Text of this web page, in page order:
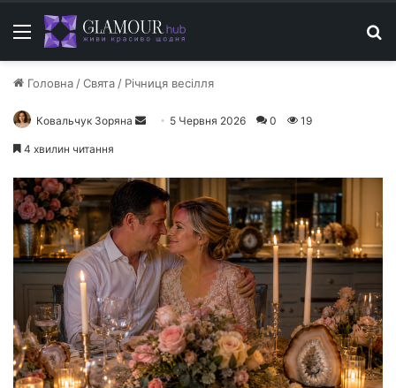
Меню
Головна /Свята / Річниця весілля
Ковальчук Зоряна
і
ш
л
і
т
ь
е
л
е
к
5 Червня 2026 0 19
4 хвилин читання